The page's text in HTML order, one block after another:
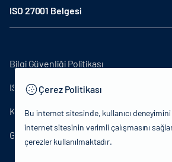
ISO 27001 Belgesi
Bilgi Güvenliği Politikası
ISO27001
KVKK Aydınlatma Metni
Gizlilik Politikası
Çerez Politikası
Bu internet sitesinde, kullanıcı
internet sitesinin verimli çalışmasını
çerezler kullanılmaktadır.